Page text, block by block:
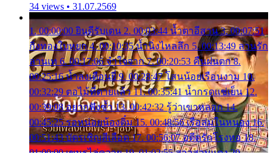
34 views • 31.07.2569
1. 00:00:00 ยินดีรับเดน 2. 00:03:44 น้ำตาอีสาน 3. 00:07:51
กิ่งทองใบหยก 4. 00:10:35 น้ำนิ่งไหลลึก 5. 00:13:49 ลานรัก
ลานเท 6. 00:17:06 จำใจจาก 7. 00:20:53 คืนฝนตก 8.
00:25:16 น้ำลงเดือนยี่ 9. 00:28:47 โสนน้อยเรือนงาม 10.
00:32:29 ตอไม้ที่ตายแล้ว 11. 00:35:41 น้ำกรดแช่เย็น 12.
00:39:08 อยากฟังซ้ำ 13. 00:42:32 รู้ว่าเขาหลอก 14.
00:45:25 รอหน่อยน้องติ๋ม 15. 00:48:56 เรือล่มในหนอง 16.
00:51:43 บัตรเชิญสีเลือด 17. 00:56:07 อดีตรักโรงทอ 18.